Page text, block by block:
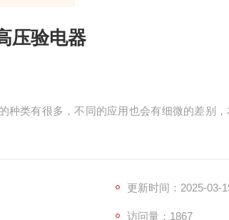
压验电器
种类有很多，不同的应用也会有细微的差别
更新时间：2025-03-
访问量：1867